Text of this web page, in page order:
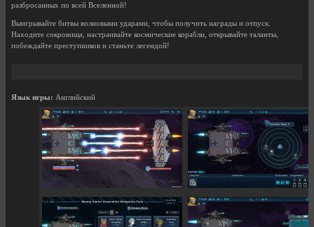
разбросанных по всей Вселенной!
Выигрывайте битвы волновыми ударами, чтобы получить награды и отпуск.
Находите сокровища, настраивайте космические корабли, открывайте таланты,
побеждайте преступников и станьте легендой!
Язык игры: Английский